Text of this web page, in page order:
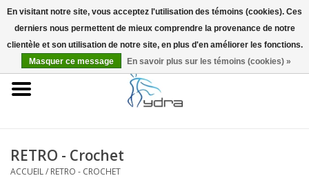
EUR
Accueil
RETRO - Crochet
ACCUEIL/ RETRO - CROCHET
En visitant notre site, vous acceptez l'utilisation des témoins (cookies). Ces
derniers nous permettent de mieux comprendre la provenance de notre
clientèle et son utilisation de notre site, en plus d'en améliorer les fonctions.
Masquer ce message
En savoir plus sur les témoins (cookies) »